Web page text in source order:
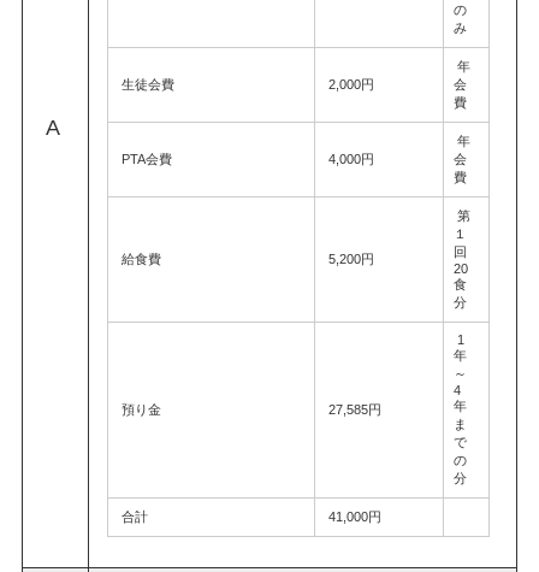
A
の
み
生徒会費 2,000円
年
会
費
PTA会費 4,000円
年
会
費
給食費 5,200円
第
１
回
20
食
分
預り金 27,585円
1
年
～
4
年
ま
で
の
分
合計 41,000円